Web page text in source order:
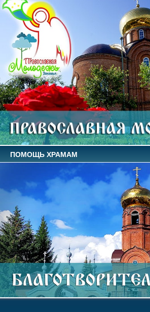
ПОМОЩЬ ХРАМАМ